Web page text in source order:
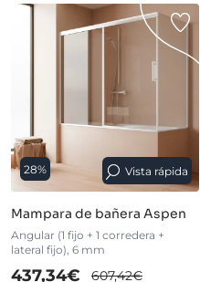
28% Vista rápida
Mampara de bañera Aspen
Angular (1 fijo + 1 corredera +
lateral fijo), 6 mm
437,34€ 607,42€